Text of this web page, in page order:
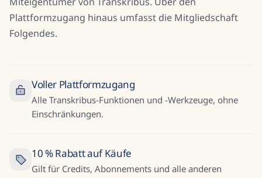
Plattformzugang hinaus umfasst die Mitgliedschaft
Folgendes.
Voller Plattformzugang
Alle Transkribus-Funktionen und -Werkzeuge, ohne
Einschränkungen.
10 % Rabatt auf Käufe
Gilt für Credits, Abonnements und alle anderen